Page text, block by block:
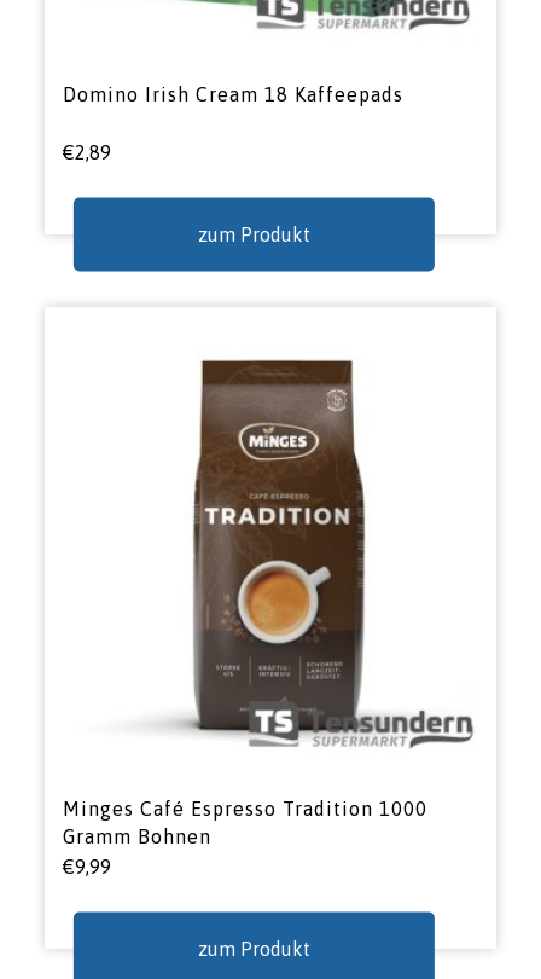
Domino Irish Cream 18 Kaffeepads
€2,89
zum Produkt
Minges Café Espresso Tradition 1000
Gramm Bohnen
€9,99
zum Produkt